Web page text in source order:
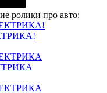
ролики про авто: